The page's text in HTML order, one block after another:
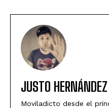
JUSTO HERNÁNDEZ
Moviladicto desde el